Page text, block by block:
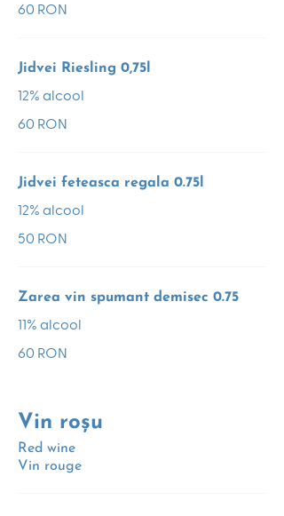
60 RON
Jidvei Riesling 0,75l
12% alcool
60 RON
Jidvei feteasca regala 0.75l
12% alcool
50 RON
Zarea vin spumant demisec 0.75
11% alcool
60 RON
Vin roșu
Red wine
Vin rouge